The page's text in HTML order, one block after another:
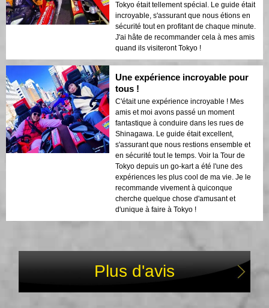
Tokyo était tellement spécial. Le guide était
incroyable, s'assurant que nous étions en
sécurité tout en profitant de chaque minute.
J'ai hâte de recommander cela à mes amis
quand ils visiteront Tokyo !
Une expérience incroyable pour
tous !
C'était une expérience incroyable ! Mes
amis et moi avons passé un moment
fantastique à conduire dans les rues de
Shinagawa. Le guide était excellent,
s'assurant que nous restions ensemble et
en sécurité tout le temps. Voir la Tour de
Tokyo depuis un go-kart a été l'une des
expériences les plus cool de ma vie. Je le
recommande vivement à quiconque
cherche quelque chose d'amusant et
d'unique à faire à Tokyo !
Plus d'avis